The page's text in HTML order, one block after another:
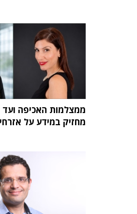
ממצלמות האכיפה
מחזיק במידע על